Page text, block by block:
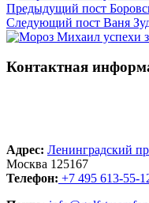
Предыдущий пост
Следующий пост Ваня
Контактная
Адрес: Ленинградский
Москва 125167
Телефон: +7 495 613-55-